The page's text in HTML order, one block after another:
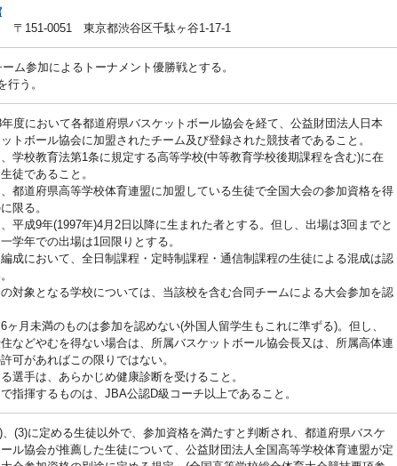
〒151-0051 東京都渋谷区千駄ヶ谷1-17-1
ム参加によるトーナメント優勝戦とする。
行う。
度において各都道府県バスケットボール協会を経て、公益財団法人日本
トボール協会に加盟されたチーム及び登録された競技者であること。
学校教育法第1条に規定する高等学校(中等教育学校後期課程を含む)に在
徒であること。
都道府県高等学校体育連盟に加盟している生徒で全国大会の参加資格を得
限る。
平成9年(1997年)4月2日以降に生まれた者とする。但し、出場は3回までと
学年での出場は1回限りとする。
成において、全日制課程・定時制課程・通信制課程の生徒による混成は認
対象となる学校については、当該校を含む合同チームによる大会参加を認
ヶ月未満のものは参加を認めない(外国人留学生もこれに準ずる)。但し、
などやむを得ない場合は、所属バスケットボール協会長又は、所属高体連
可があればこの限りではない。
選手は、あらかじめ健康診断を受けること。
指揮するものは、JBA公認D級コーチ以上であること。
、(3)に定める生徒以外で、参加資格を満たすと判断され、都道府県バスケ
ル協会が推薦した生徒について、公益財団法人全国高等学校体育連盟が定